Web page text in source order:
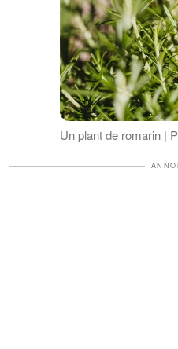
Un plant de romarin |